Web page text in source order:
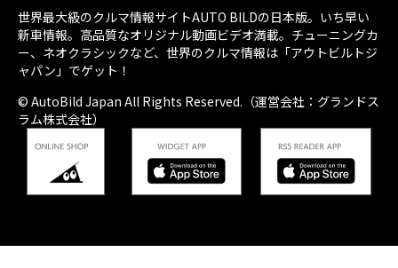
世界最大級のクルマ情報サイトAUTO BILDの日本版。いち早い
新車情報。高品質なオリジナル動画ビデオ満載。チューニングカ
ー、ネオクラシックなど、世界のクルマ情報は「アウトビルトジ
ャパン」でゲット！
© AutoBild Japan All Rights Reserved.（運営会社：グランドス
ラム株式会社）